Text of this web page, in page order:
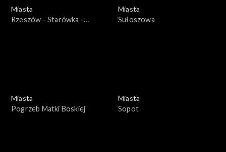
Miasta
Rzeszów - Starówka -
Miasta
Sułoszowa
Miasta
Pogrzeb Matki Boskiej
Miasta
Sopot